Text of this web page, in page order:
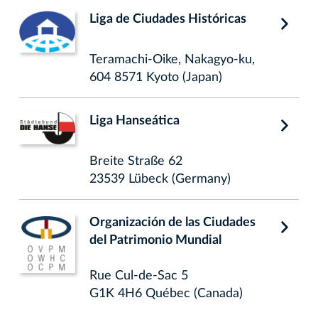
Liga de Ciudades Históricas
Teramachi-Oike, Nakagyo-ku,
604 8571 Kyoto (Japan)
Liga Hanseática
Breite Straße 62
23539 Lübeck (Germany)
Organización de las Ciudades
del Patrimonio Mundial
Rue Cul-de-Sac 5
G1K 4H6 Québec (Canada)